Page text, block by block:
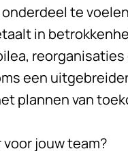
te
in
een
plannen van
jouw team?